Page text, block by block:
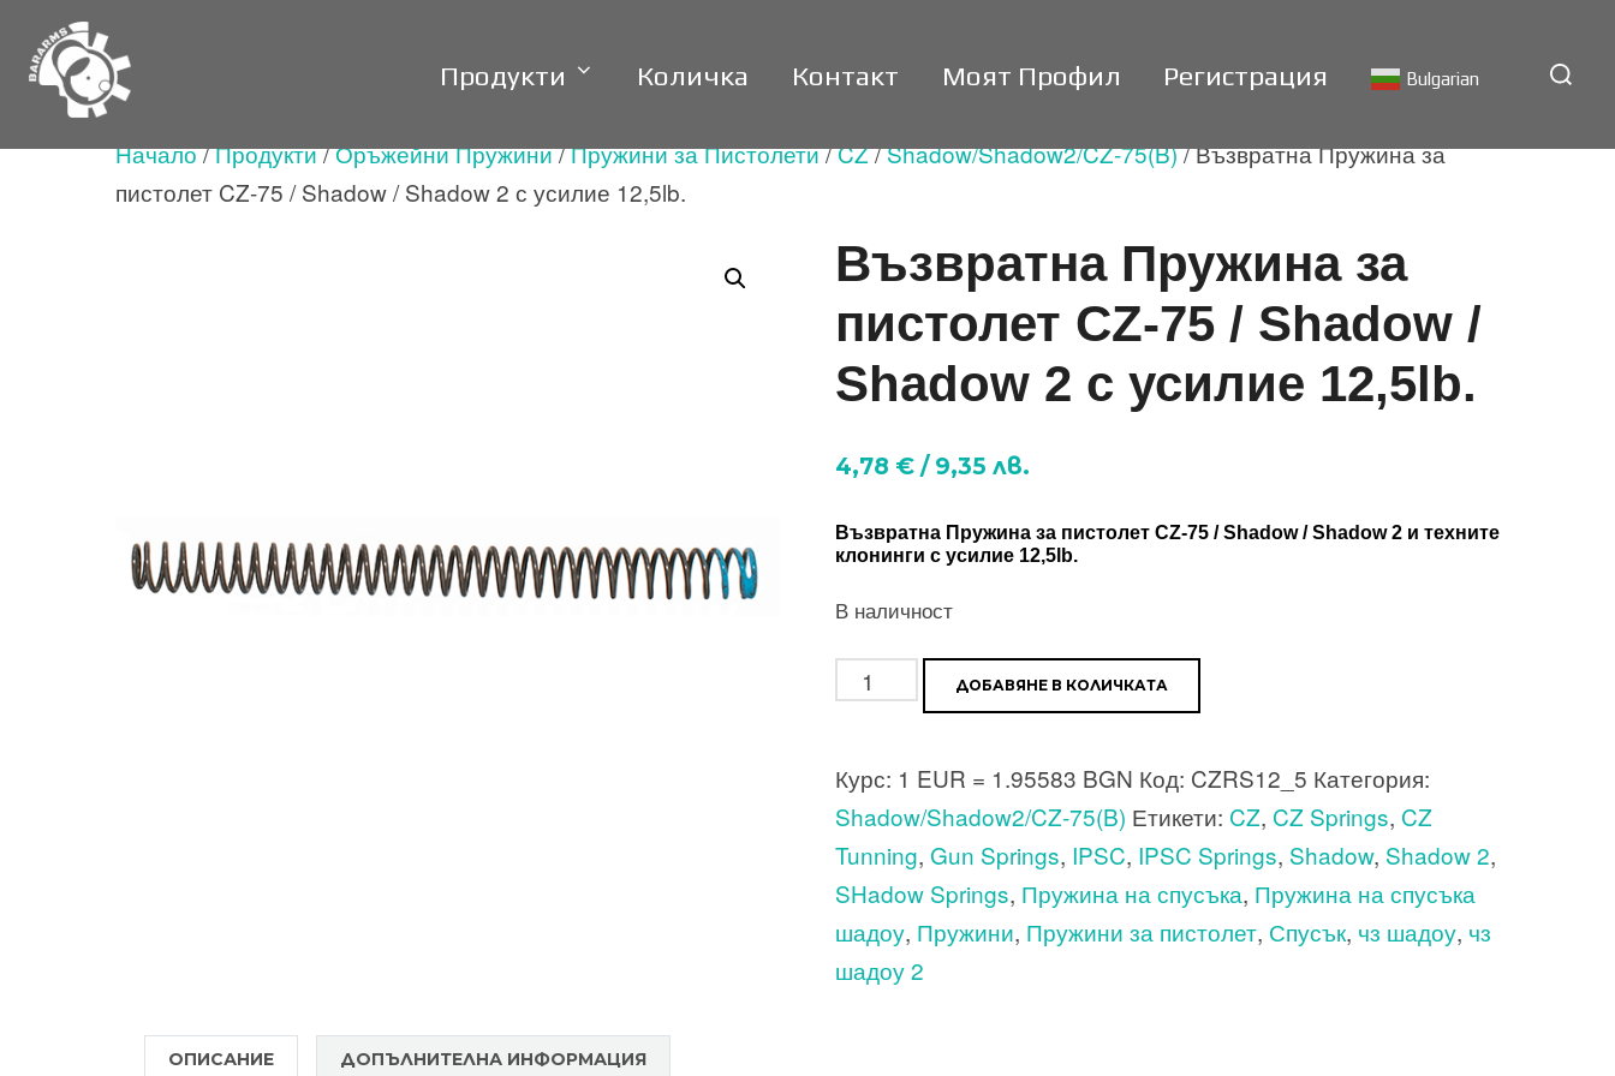
content
Продукти Количка Контакт Моят Профил Регистрация Bulgarian
Search
Начало/Продукти/Оръжейни Пружини/Пружини за Пистолети/CZ/Shadow/Shadow2/CZ-75(B)/ Възвратна Пружина за
пистолет CZ-75 / Shadow / Shadow 2 с усилие 12,5lb.
Възвратна Пружина за
пистолет CZ-75 / Shadow /
Shadow 2 с усилие 12,5lb.
4,78 € / 9,35лв.
Възвратна Пружина за пистолет CZ-75 / Shadow / Shadow 2 и техните
клонинги с усилие 12,5lb.
В наличност
количество
Пружина
за
пистолет
CZ-
75
/
ДОБАВЯНЕ В КОЛИЧКАТА
Курс: 1 EUR = 1.95583 BGN Код: CZRS12_5 Категория:
Shadow/Shadow2/CZ-75(B) Етикети: CZ, CZ Springs, CZ
Tunning, Gun Springs, IPSC, IPSC Springs, Shadow, Shadow 2,
SHadow Springs, Пружина на спусъка, Пружина на спусъка
шадоу, Пружини, Пружини за пистолет, Спусък, чз шадоу, чз
шадоу 2
ОПИСАНИЕ ДОПЪЛНИТЕЛНА ИНФОРМАЦИЯ